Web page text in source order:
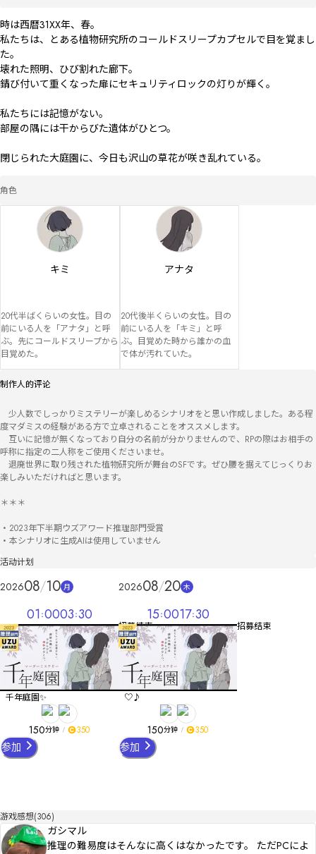
時は西暦31XX年、春。
私たちは、とある植物研究所のコールドスリープカプセルで目を覚まし
た。
壊れた照明、ひび割れた廊下。
錆び付いて重くなった扉にセキュリティロックの灯りが輝く。
私たちには記憶がない。
部屋の隅には干からびた遺体がひとつ。
閉じられた大庭園に、今日も沢山の草花が咲き乱れている。
角色
キミ
20代半ばくらいの女性。目の
前にいる人を「アナタ」と呼
ぶ。先にコールドスリープから
目覚めた。
アナタ
20代後半くらいの女性。目の
前にいる人を「キミ」と呼
ぶ。目覚めた時から誰かの血
で体が汚れていた。
制作人的评论
少人数でしっかりミステリーが楽しめるシナリオをと思い作成しました。ある程
度マダミスの経験がある方で立卓されることをオススメします。
互いに記憶が無くなっており自分の名前が分かりませんので、RPの際はお相手の
呼称に指定の二人称をご使用くださいませ。
退廃世界に取り残された植物研究所が舞台のSFです。ぜひ腰を据えてじっくりお
楽しみいただければと思います。
＊＊＊
・2023年下半期ウズアワード推理部門受賞
・本シナリオに生成AIは使用していません
活动计划
202608 10 月
招募结束
01 0003 30
千年庭園✨
150分钟 350
参加
202608 20 木
招募结束
15 0017 30
♡♪
150分钟 350
参加
游戏感想(306)
ガシマル
推理の難易度はそんなに高くはなかったです。 ただPCによ